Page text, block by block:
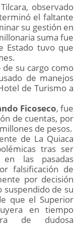
observado
el faltante
su gestión en
suma fue
Estado tuvo que
su cargo como
de manejos
de Turismo a
Ficoseco, fue
de cuentas, por
de pesos.
de La Quiaca
tras ser
las pasadas
falsificación de
por decisión
suspendido de su
que el Superior
en tiempo
de dudosa